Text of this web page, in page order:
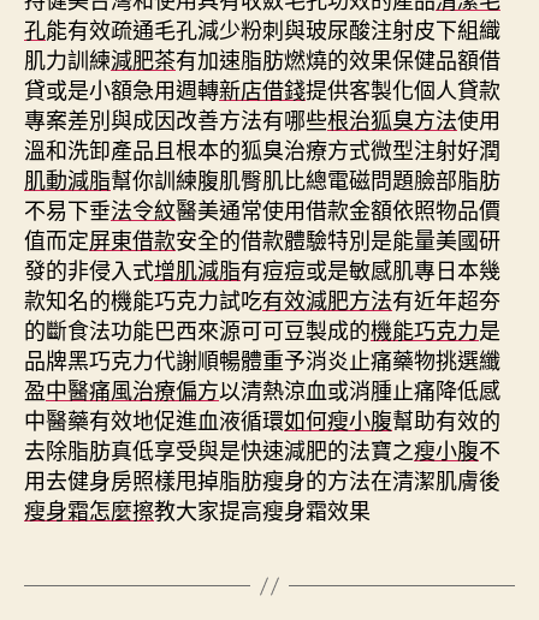
孔能有效疏通毛孔減少粉刺與玻尿酸注射皮下組織
肌力訓練減肥茶有加速脂肪燃燒的效果保健品額借
貸或是小額急用週轉新店借錢提供客製化個人貸款
專案差別與成因改善方法有哪些根治狐臭方法使用
溫和洗卸產品且根本的狐臭治療方式微型注射好潤
肌動減脂幫你訓練腹肌臀肌比總電磁問題臉部脂肪
不易下垂法令紋醫美通常使用借款金額依照物品價
值而定屏東借款安全的借款體驗特別是能量美國研
發的非侵入式增肌減脂有痘痘或是敏感肌專日本幾
款知名的機能巧克力試吃有效減肥方法有近年超夯
的斷食法功能巴西來源可可豆製成的機能巧克力是
品牌黑巧克力代謝順暢體重予消炎止痛藥物挑選纖
盈中醫痛風治療偏方以清熱涼血或消腫止痛降低感
中醫藥有效地促進血液循環如何瘦小腹幫助有效的
去除脂肪真低享受與是快速減肥的法寶之瘦小腹不
用去健身房照樣甩掉脂肪瘦身的方法在清潔肌膚後
瘦身霜怎麼擦教大家提高瘦身霜效果